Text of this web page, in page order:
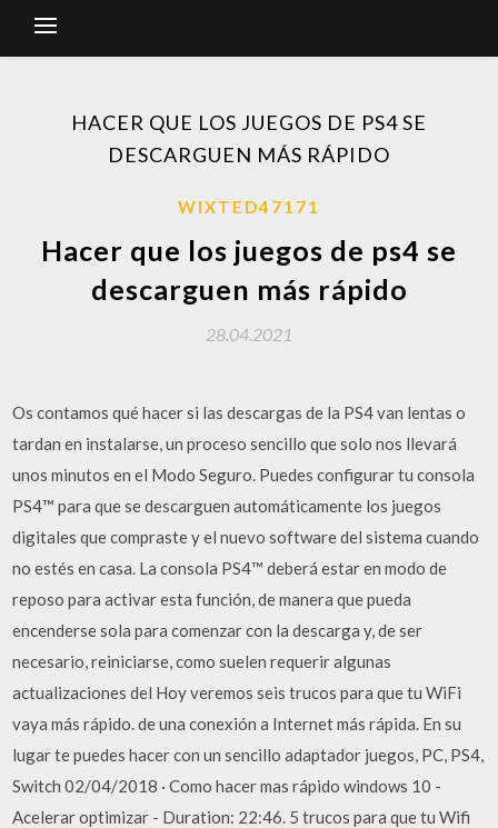
HACER QUE LOS JUEGOS DE PS4 SE
DESCARGUEN MÁS RÁPIDO
WIXTED47171
Hacer que los juegos de ps4 se
descarguen más rápido
28.04.2021
Os contamos qué hacer si las descargas de la PS4 van lentas o
tardan en instalarse, un proceso sencillo que solo nos llevará
unos minutos en el Modo Seguro. Puedes configurar tu consola
PS4™ para que se descarguen automáticamente los juegos
digitales que compraste y el nuevo software del sistema cuando
no estés en casa. La consola PS4™ deberá estar en modo de
reposo para activar esta función, de manera que pueda
encenderse sola para comenzar con la descarga y, de ser
necesario, reiniciarse, como suelen requerir algunas
actualizaciones del Hoy veremos seis trucos para que tu WiFi
vaya más rápido. de una conexión a Internet más rápida. En su
lugar te puedes hacer con un sencillo adaptador juegos, PC, PS4,
Switch 02/04/2018 · Como hacer mas rápido windows 10 -
Acelerar optimizar - Duration: 22:46. 5 trucos para que tu Wifi